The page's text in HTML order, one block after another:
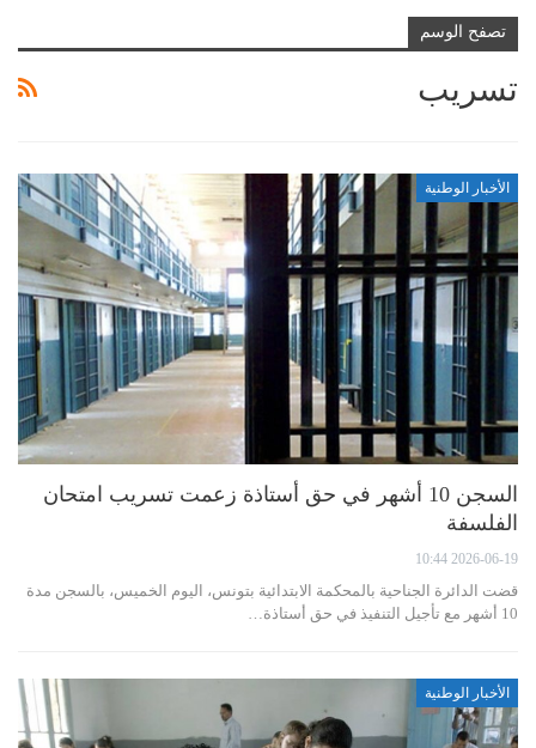
تصفح الوسم
تسريب
الأخبار الوطنية
السجن 10 أشهر في حق أستاذة زعمت تسريب امتحان
الفلسفة
2026-06-19 10:44
قضت الدائرة الجناحية بالمحكمة الابتدائية بتونس، اليوم الخميس، بالسجن مدة
10 أشهر مع تأجيل التنفيذ في حق أستاذة…
الأخبار الوطنية